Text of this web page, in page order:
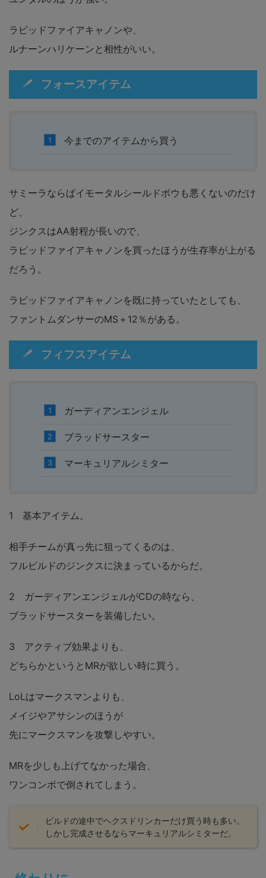
ラピッドファイアキャノンや、
ルナーンハリケーンと相性がいい。
フォースアイテム
今までのアイテムから買う
サミーラならばイモータルシールドボウも悪くないのだけ
ど、
ジンクスはAA射程が長いので、
ラピッドファイアキャノンを買ったほうが生存率が上がる
だろう。
ラピッドファイアキャノンを既に持っていたとしても、
ファントムダンサーのMS＋12％がある。
フィフスアイテム
ガーディアンエンジェル
ブラッドサースター
マーキュリアルシミター
1 基本アイテム。
相手チームが真っ先に狙ってくるのは、
フルビルドのジンクスに決まっているからだ。
2 ガーディアンエンジェルがCDの時なら、
ブラッドサースターを装備したい。
3 アクティブ効果よりも、
どちらかというとMRが欲しい時に買う。
LoLはマークスマンよりも、
メイジやアサシンのほうが
先にマークスマンを攻撃しやすい。
MRを少しも上げてなかった場合、
ワンコンボで倒されてしまう。
ビルドの途中でヘクスドリンカーだけ買う時も多い。
しかし完成させるならマーキュリアルシミターだ。